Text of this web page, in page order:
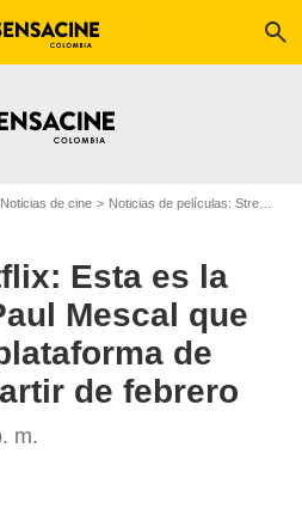
search
Noticias de cine Noticias de películas: Streaming
Esta es la
Mescal que
de
de febrero
m.
Netflix